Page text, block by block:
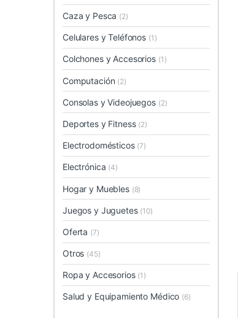
Caza y Pesca (2)
Celulares y Teléfonos (1)
Colchones y Accesorios (1)
Computación (2)
Consolas y Videojuegos (2)
Deportes y Fitness (2)
Electrodomésticos (7)
Electrónica (4)
Hogar y Muebles (8)
Juegos y Juguetes (10)
Oferta (7)
Otros (45)
Ropa y Accesorios (1)
Salud y Equipamiento Médico (6)